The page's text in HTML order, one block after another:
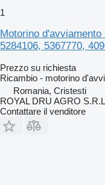
1
Motorino
5284106, 5367770,
Prezzo su richiesta
Ricambio - motorino
Romania, Cristesti
ROYAL DRU AGRO
Contattare il venditore